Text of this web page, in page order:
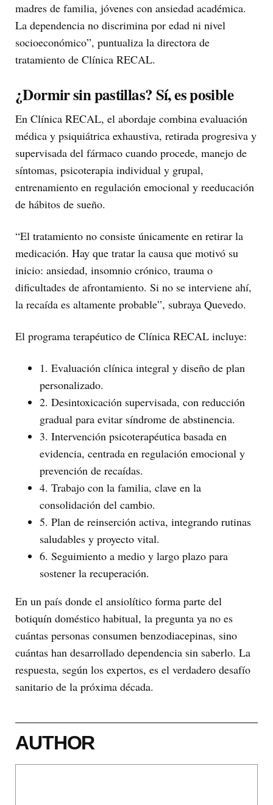
madres de familia, jóvenes con ansiedad académica.
La dependencia no discrimina por edad ni nivel
socioeconómico”, puntualiza la directora de
tratamiento de Clínica RECAL.
¿Dormir sin pastillas? Sí, es posible
En Clínica RECAL, el abordaje combina evaluación
médica y psiquiátrica exhaustiva, retirada progresiva y
supervisada del fármaco cuando procede, manejo de
síntomas, psicoterapia individual y grupal,
entrenamiento en regulación emocional y reeducación
de hábitos de sueño.
“El tratamiento no consiste únicamente en retirar la
medicación. Hay que tratar la causa que motivó su
inicio: ansiedad, insomnio crónico, trauma o
dificultades de afrontamiento. Si no se interviene ahí,
la recaída es altamente probable”, subraya Quevedo.
El programa terapéutico de Clínica RECAL incluye:
1. Evaluación clínica integral y diseño de plan
personalizado.
2. Desintoxicación supervisada, con reducción
gradual para evitar síndrome de abstinencia.
3. Intervención psicoterapéutica basada en
evidencia, centrada en regulación emocional y
prevención de recaídas.
4. Trabajo con la familia, clave en la
consolidación del cambio.
5. Plan de reinserción activa, integrando rutinas
saludables y proyecto vital.
6. Seguimiento a medio y largo plazo para
sostener la recuperación.
En un país donde el ansiolítico forma parte del
botiquín doméstico habitual, la pregunta ya no es
cuántas personas consumen benzodiacepinas, sino
cuántas han desarrollado dependencia sin saberlo. La
respuesta, según los expertos, es el verdadero desafío
sanitario de la próxima década.
AUTHOR